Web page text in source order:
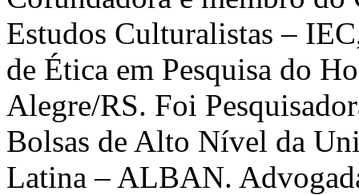
Estudos Culturalistas –
de Ética em Pesquisa do
Alegre/RS. Foi
Bolsas de Alto Nível da
Latina – ALBAN.